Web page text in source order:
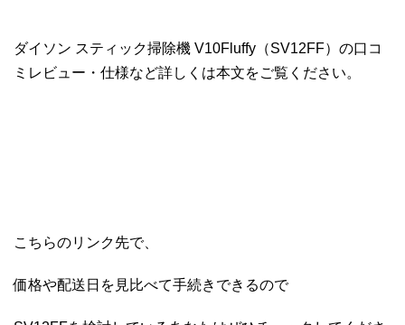
ダイソン スティック掃除機 V10Fluffy（SV12FF）の口コ
ミレビュー・仕様など詳しくは本文をご覧ください。
こちらのリンク先で、
価格や配送日を見比べて手続きできるので